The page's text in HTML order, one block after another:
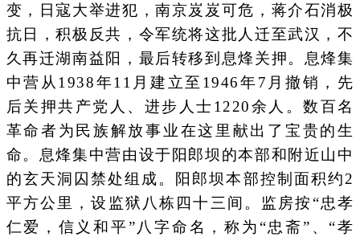
变，日寇大举进犯，南京岌岌可危，蒋介石消极
抗日，积极反共，令军统将这批人迁至武汉，不
久再迁湖南益阳，最后转移到息烽关押。息烽集
中营从1938年11月建立至1946年7月撤销，先
后关押共产党人、进步人士1220余人。数百名
革命者为民族解放事业在这里献出了宝贵的生
命。息烽集中营由设于阳郎坝的本部和附近山中
的玄天洞囚禁处组成。阳郎坝本部控制面积约2
平方公里，设监狱八栋四十三间。监房按“忠孝
仁爱，信义和平”八字命名，称为“忠斋”、“孝